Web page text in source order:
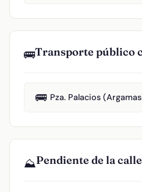
🚌Transporte público
🚌 Pza. Palacios
⛰️Pendiente de la calle